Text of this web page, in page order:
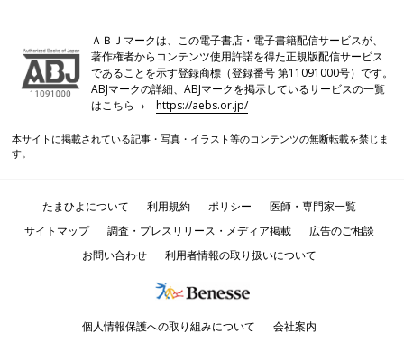
ＡＢＪマークは、この電子書店・電子書籍配信サービスが、
著作権者からコンテンツ使用許諾を得た正規版配信サービス
であることを示す登録商標（登録番号 第11091000号）です。
ABJマークの詳細、ABJマークを掲示しているサービスの一覧
はこちら→https://aebs.or.jp/
本サイトに掲載されている記事・写真・イラスト等のコンテンツの無断転載を禁じま
す。
たまひよについて 利用規約 ポリシー
医師・専門家一覧
サイトマップ
調査・プレスリリース・メディア掲載
広告のご相談
お問い合わせ
利用者情報の取り扱いについて
個人情報保護への取り組みについて 会社案内